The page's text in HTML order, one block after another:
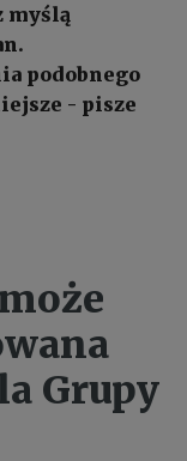
myślą
podobnego
- pisze
Grupy